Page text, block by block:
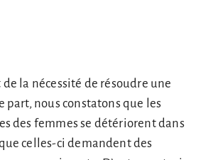
la nécessité de résoudre une
part, nous constatons que les
des femmes se détériorent dans
celles-ci demandent des